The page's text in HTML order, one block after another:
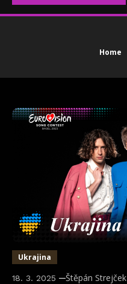
Home
Ukrajina
18. 3. 2025 Štěpán Strejček